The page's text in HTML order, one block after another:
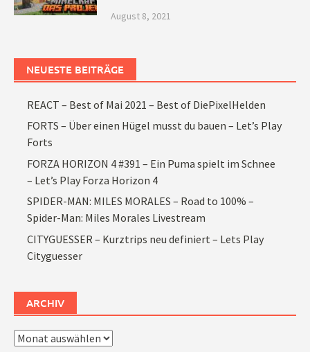
August 8, 2021
NEUESTE BEITRÄGE
REACT – Best of Mai 2021 – Best of DiePixelHelden
FORTS – Über einen Hügel musst du bauen – Let’s Play
Forts
FORZA HORIZON 4 #391 – Ein Puma spielt im Schnee
– Let’s Play Forza Horizon 4
SPIDER-MAN: MILES MORALES – Road to 100% –
Spider-Man: Miles Morales Livestream
CITYGUESSER – Kurztrips neu definiert – Lets Play
Cityguesser
ARCHIV
Archiv